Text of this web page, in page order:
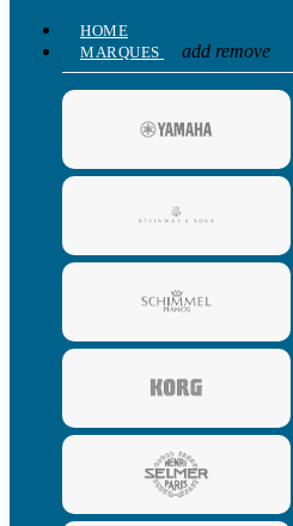
HOME
MARQUES
add remove